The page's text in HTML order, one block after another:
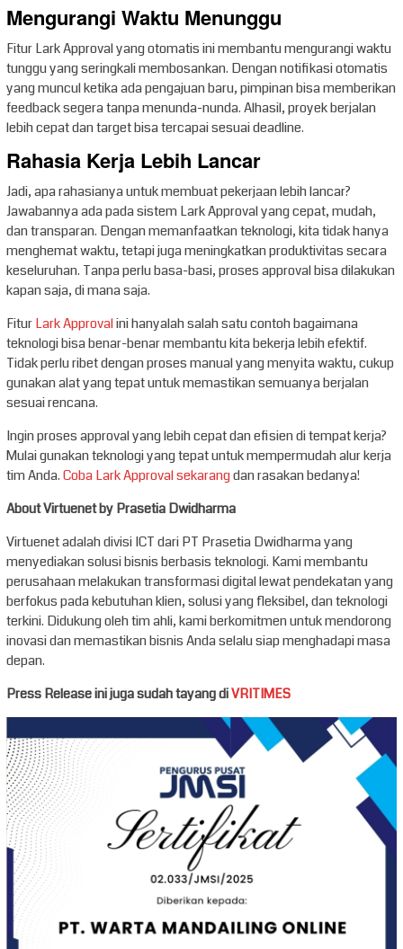
Mengurangi Waktu Menunggu
Fitur Lark Approval yang otomatis ini membantu mengurangi waktu
tunggu yang seringkali membosankan. Dengan notifikasi otomatis
yang muncul ketika ada pengajuan baru, pimpinan bisa memberikan
feedback segera tanpa menunda-nunda. Alhasil, proyek berjalan
lebih cepat dan target bisa tercapai sesuai deadline.
Rahasia Kerja Lebih Lancar
Jadi, apa rahasianya untuk membuat pekerjaan lebih lancar?
Jawabannya ada pada sistem Lark Approval yang cepat, mudah,
dan transparan. Dengan memanfaatkan teknologi, kita tidak hanya
menghemat waktu, tetapi juga meningkatkan produktivitas secara
keseluruhan. Tanpa perlu basa-basi, proses approval bisa dilakukan
kapan saja, di mana saja.
FiturLark Approvalini hanyalah salah satu contoh bagaimana
teknologi bisa benar-benar membantu kita bekerja lebih efektif.
Tidak perlu ribet dengan proses manual yang menyita waktu, cukup
gunakan alat yang tepat untuk memastikan semuanya berjalan
sesuai rencana.
Ingin proses approval yang lebih cepat dan efisien di tempat kerja?
Mulai gunakan teknologi yang tepat untuk mempermudah alur kerja
tim Anda.Coba Lark Approval sekarangdan rasakan bedanya!
About Virtuenet by Prasetia Dwidharma
Virtuenet adalah divisi ICT dari PT Prasetia Dwidharma yang
menyediakan solusi bisnis berbasis teknologi. Kami membantu
perusahaan melakukan transformasi digital lewat pendekatan yang
berfokus pada kebutuhan klien, solusi yang fleksibel, dan teknologi
terkini. Didukung oleh tim ahli, kami berkomitmen untuk mendorong
inovasi dan memastikan bisnis Anda selalu siap menghadapi masa
depan.
Press Release ini juga sudah tayang diVRITIMES